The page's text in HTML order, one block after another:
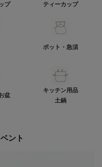
プ
ティーカップ
ポット・急須
盆
キッチン用品
土鍋
ント